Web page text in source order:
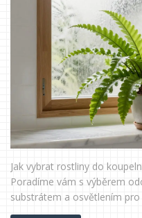
Jak vybrat rostliny do
Poradíme vám s výběrem
substrátem a osvětlením